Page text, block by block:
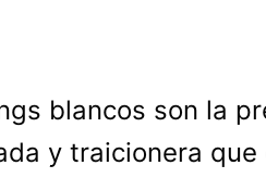
blancos son la
y traicionera